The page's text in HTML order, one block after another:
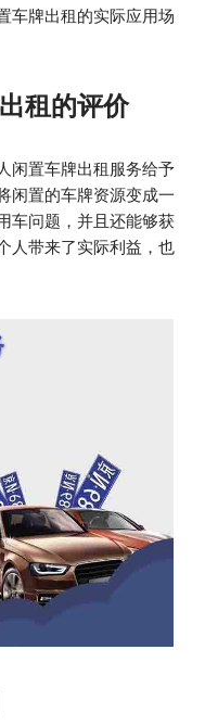
车牌出租的实际应用场
租的评价
闲置车牌出租服务给予
闲置的车牌资源变成一
车问题，并且还能够获
人带来了实际利益，也